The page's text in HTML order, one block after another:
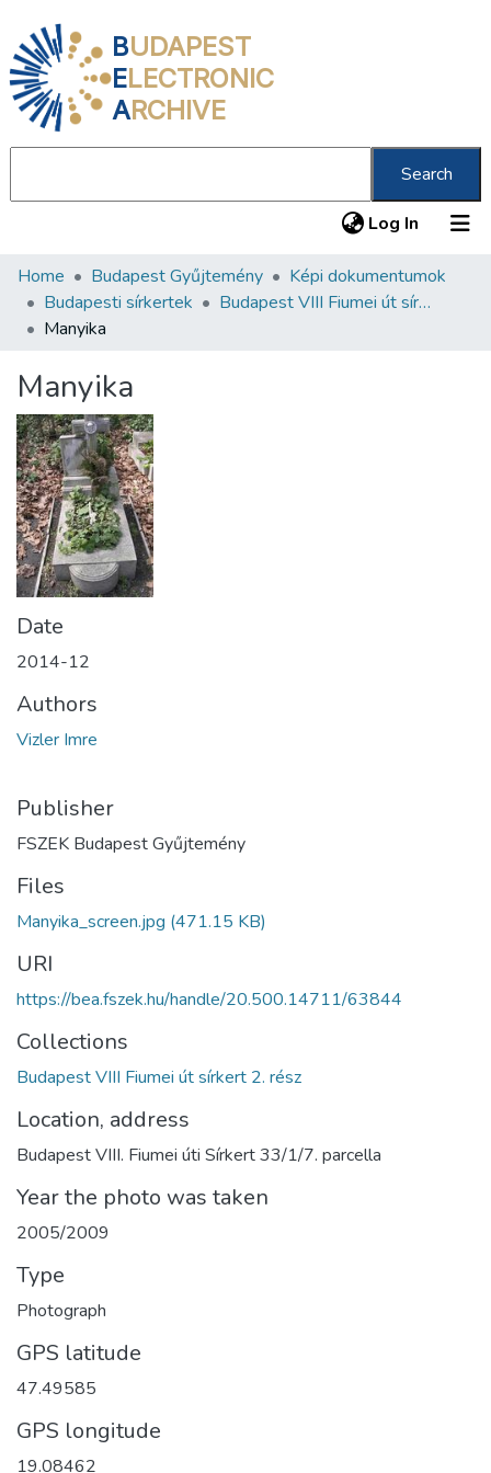
BUDAPEST
ELECTRONIC
ARCHIVE
Search
Log In (current)
Communities & Collections
All of DSpace
About us
Home Budapest Gyűjtemény
Képi dokumentumok
Budapesti sírkertek
Budapest VIII Fiumei út sírkert 2. rész
Manyika
Manyika
Date
2014-12
Authors
Vizler Imre
Publisher
FSZEK Budapest Gyűjtemény
Files
Manyika_screen.jpg (471.15 KB)
URI
https://bea.fszek.hu/handle/20.500.14711/63844
Collections
Budapest VIII Fiumei út sírkert 2. rész
Location, address
Budapest VIII. Fiumei úti Sírkert 33/1/7. parcella
Year the photo was taken
2005/2009
Type
Photograph
GPS latitude
47.49585
GPS longitude
19.08462